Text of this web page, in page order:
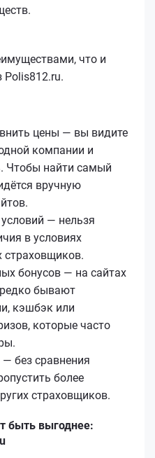
что и
цены — вы видите
компании и
Чтобы найти самый
вручную
— нельзя
в условиях
страховщиков.
бонусов — на сайтах
бывают
кэшбэк или
которые часто
— без сравнения
более
страховщиков.
быть выгоднее: